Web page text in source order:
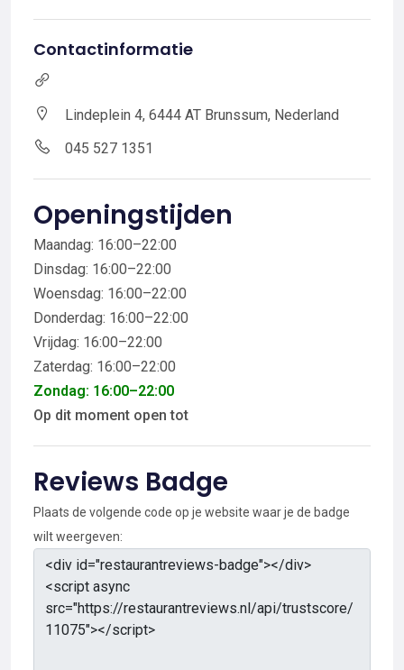
Contactinformatie
Lindeplein 4, 6444 AT Brunssum, Nederland
045 527 1351
Openingstijden
Maandag: 16:00–22:00
Dinsdag: 16:00–22:00
Woensdag: 16:00–22:00
Donderdag: 16:00–22:00
Vrijdag: 16:00–22:00
Zaterdag: 16:00–22:00
Zondag: 16:00–22:00
Op dit moment open tot
Reviews Badge
Plaats de volgende code op je website waar je de badge
wilt weergeven: